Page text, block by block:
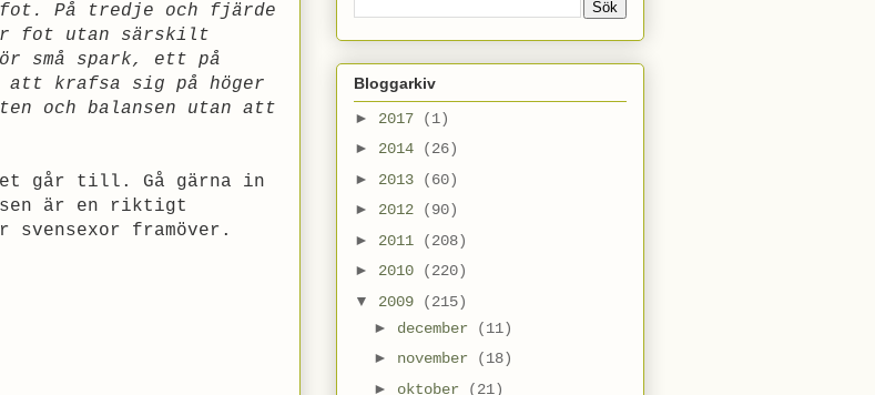
fot. På tredje och fjärde
fot utan särskilt
små spark, ett på
krafsa sig på höger
och balansen utan att
går till. Gå gärna in
är en riktigt
framöver.
Bloggarkiv
► 2017
(1)
► 2014
(26)
► 2013
(60)
► 2012
(90)
► 2011
(208)
► 2010
(220)
▼ 2009
(215)
► december
(11)
► november
(18)
► oktober
(21)